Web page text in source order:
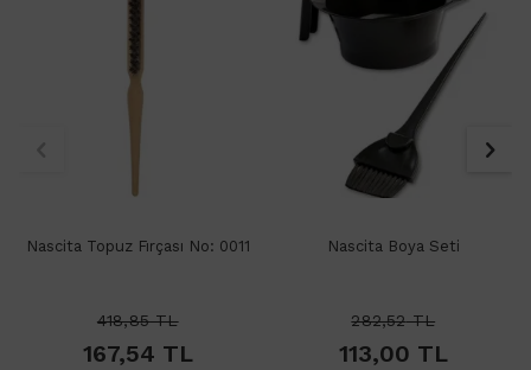
Nascita Topuz Fırçası No: 0011
418,85TL
167,54 TL
Nascita Boya Seti
282,52TL
113,00 TL